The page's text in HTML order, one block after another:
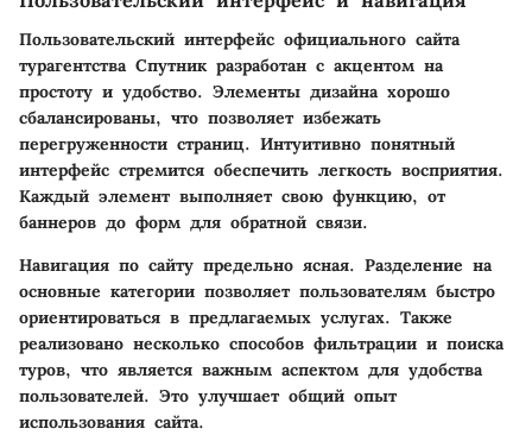
Пользовательский интерфейс официального сайта
турагентства Спутник разработан с акцентом на
простоту и удобство. Элементы дизайна хорошо
сбалансированы, что позволяет избежать
перегруженности страниц. Интуитивно понятный
интерфейс стремится обеспечить легкость восприятия.
Каждый элемент выполняет свою функцию, от
баннеров до форм для обратной связи.
Навигация по сайту предельно ясная. Разделение на
основные категории позволяет пользователям быстро
ориентироваться в предлагаемых услугах. Также
реализовано несколько способов фильтрации и поиска
туров, что является важным аспектом для удобства
пользователей. Это улучшает общий опыт
использования сайта.